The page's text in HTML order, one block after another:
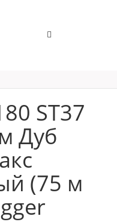
ST37
Дуб
(75 м